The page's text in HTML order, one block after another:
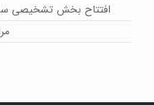
افتتاح بخش تشخیصی سل